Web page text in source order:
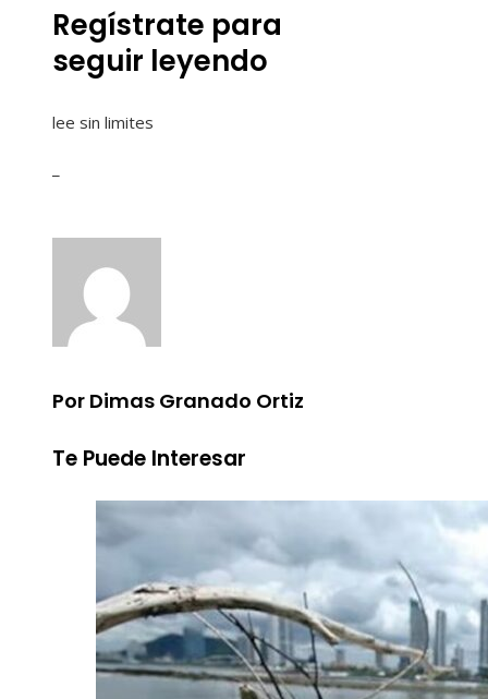
Regístrate para
seguir leyendo
lee sin limites
Por Dimas Granado Ortiz
Te Puede Interesar